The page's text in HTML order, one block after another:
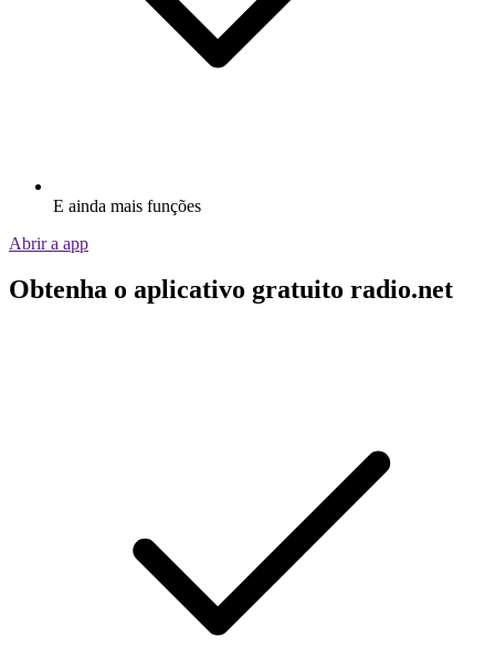
E ainda mais funções
Abrir a app
Obtenha o aplicativo gratuito radio.net